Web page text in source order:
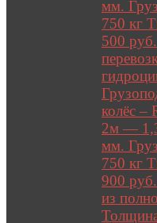
мм.
750 кг
500
колёс –
2м —
мм.
750 кг
900
из